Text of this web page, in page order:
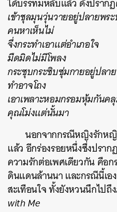
เข้าชุลมุนวุ่นวายอยู่ปลา
คนหาเห็นไม่
จึ่งกระทำเอาแต่อำ
มืดมิดไม่มีโพลง
กระซุบกระซิบซุ่มกายอยู่ป
ทำอาจโถง
เอาเพลาะหอมกรอมหุ้มกั
คุณโม่งแต่นั้นมา
นอกจากกรณีหญิงรักห
แล้ว อีกร่องรอยหนึ่งซึ่งปรา
ความรักต่อเพศเดียวกัน คือ
ดินแดนล้านนา และกรณีนี้เอ
สะเทือนใจ ทั้งยังหวนนึกไปถึ
with Me